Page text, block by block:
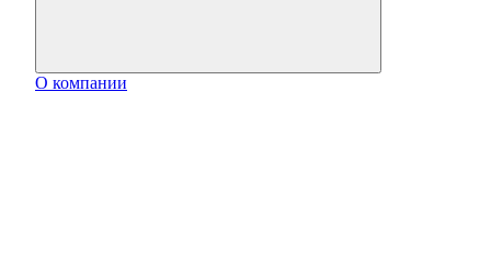
О компании